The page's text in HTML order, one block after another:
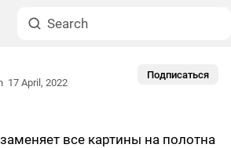
17 April, 2022
Подписаться
заменяет все картины на полотна